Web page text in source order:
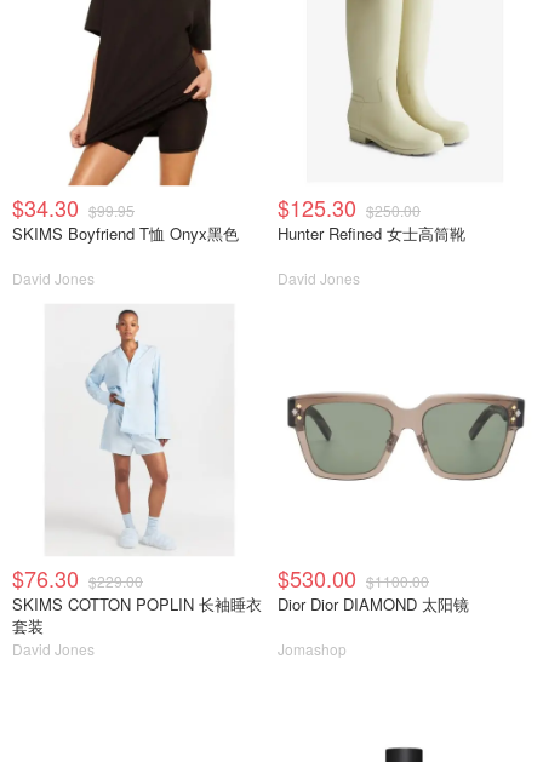
$34.30 $99.95
SKIMS Boyfriend T恤 Onyx黑色
David Jones
$125.30 $250.00
Hunter Refined 女士高筒靴
David Jones
$76.30 $229.00
SKIMS COTTON POPLIN 长袖睡衣
套装
David Jones
$530.00 $1100.00
Dior Dior DIAMOND 太阳镜
Jomashop